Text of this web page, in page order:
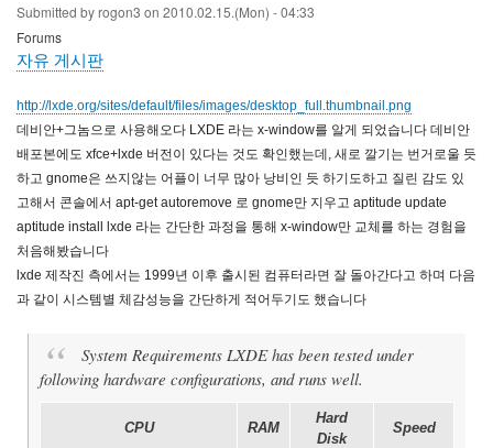
Submitted byrogon3 on 2010.02.15.(Mon) - 04:33
Forums
자유 게시판
http://lxde.org/sites/default/files/images/desktop_full.thumbnail.png
데비안+그놈으로 사용해오다 LXDE 라는 x-window를 알게 되었습니다 데비안
배포본에도 xfce+lxde 버전이 있다는 것도 확인했는데, 새로 깔기는 번거로울 듯
하고 gnome은 쓰지않는 어플이 너무 많아 낭비인 듯 하기도하고 질린 감도 있
고해서 콘솔에서 apt-get autoremove 로 gnome만 지우고 aptitude update
aptitude install lxde 라는 간단한 과정을 통해 x-window만 교체를 하는 경험을
처음해봤습니다
lxde 제작진 측에서는 1999년 이후 출시된 컴퓨터라면 잘 돌아간다고 하며 다음
과 같이 시스템별 체감성능을 간단하게 적어두기도 했습니다
System Requirements LXDE has been tested under
following hardware configurations, and runs well.
CPU RAM
Hard
Disk
Speed